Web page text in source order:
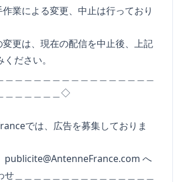
による変更、中止は行っており
は、現在の配信を中止後、上記
ださい。
＿＿＿＿＿＿＿＿＿＿＿＿＿＿＿
＿＿＿＿＿＿◇
では、広告を募集しておりま
publicite@AntenneFrance.com へ
＿＿＿＿＿＿＿＿＿＿＿＿＿＿＿